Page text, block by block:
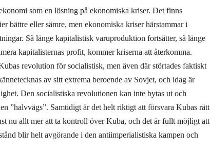
som en lösning på ekonomiska kriser. Det finns
bättre eller sämre, men ekonomiska kriser härstammar i
Så länge kapitalistisk varuproduktion fortsätter, så länge
kapitalisternas profit, kommer kriserna att återkomma.
revolution för socialistisk, men även där störtades faktiskt
av sitt extrema beroende av Sovjet, och idag är
Den socialistiska revolutionen kan inte bytas ut och
”halvvägs”. Samtidigt är det helt riktigt att försvara Kubas rätt
nu allt mer att ta kontroll över Kuba, och det är fullt möjligt att
blir helt avgörande i den antiimperialistiska kampen och